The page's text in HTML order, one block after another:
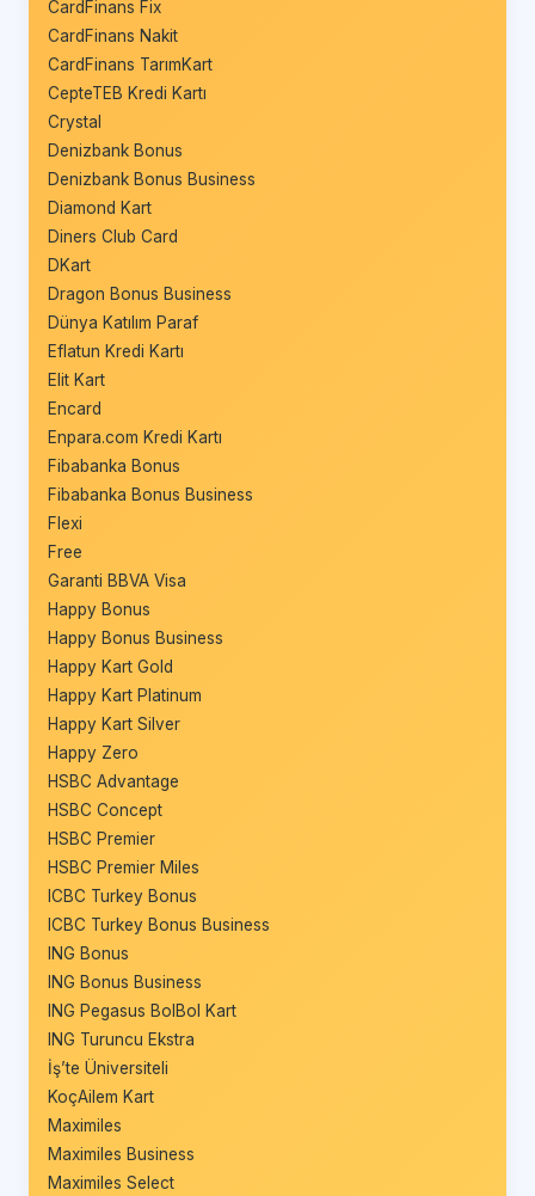
CardFinans Fix
CardFinans Nakit
CardFinans TarımKart
CepteTEB Kredi Kartı
Crystal
Denizbank Bonus
Denizbank Bonus Business
Diamond Kart
Diners Club Card
DKart
Dragon Bonus Business
Dünya Katılım Paraf
Eflatun Kredi Kartı
Elit Kart
Encard
Enpara.com Kredi Kartı
Fibabanka Bonus
Fibabanka Bonus Business
Flexi
Free
Garanti BBVA Visa
Happy Bonus
Happy Bonus Business
Happy Kart Gold
Happy Kart Platinum
Happy Kart Silver
Happy Zero
HSBC Advantage
HSBC Concept
HSBC Premier
HSBC Premier Miles
ICBC Turkey Bonus
ICBC Turkey Bonus Business
ING Bonus
ING Bonus Business
ING Pegasus BolBol Kart
ING Turuncu Ekstra
İş’te Üniversiteli
KoçAilem Kart
Maximiles
Maximiles Business
Maximiles Select